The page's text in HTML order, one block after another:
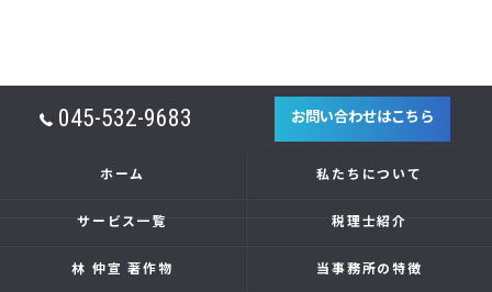
045-532-9683 お問い合わせはこちら
ホーム 私たちについて
サービス一覧 税理士紹介
林 仲宣 著作物 当事務所の特徴